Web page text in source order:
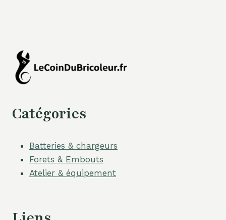
Catégories
Batteries & chargeurs
Forets & Embouts
Atelier & équipement